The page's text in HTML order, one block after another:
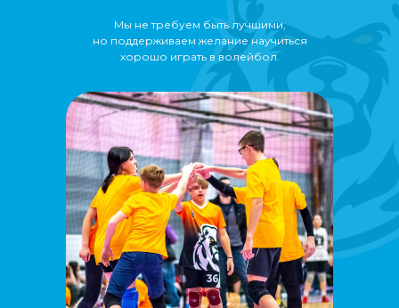
Мы не требуем быть лучшими,
но поддерживаем желание научиться
хорошо играть в волейбол.